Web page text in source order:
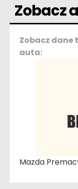
Zobacz
Zobacz dane
auta:
Mazda